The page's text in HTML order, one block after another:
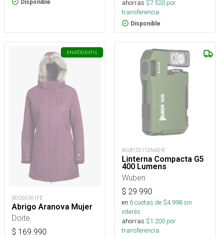
Disponible ahorras $7.520 por
transferencia.
Disponible
ENVÍOGRATIS
DOI260301FE
Abrigo Aranova Mujer
Doite
$ 169.990
WUB120112NAD-R
Linterna Compacta G5
400 Lumens
Wuben
$ 29.990
en 6cuotas de $4.998sin
interés
ahorras $1.200 por
transferencia.